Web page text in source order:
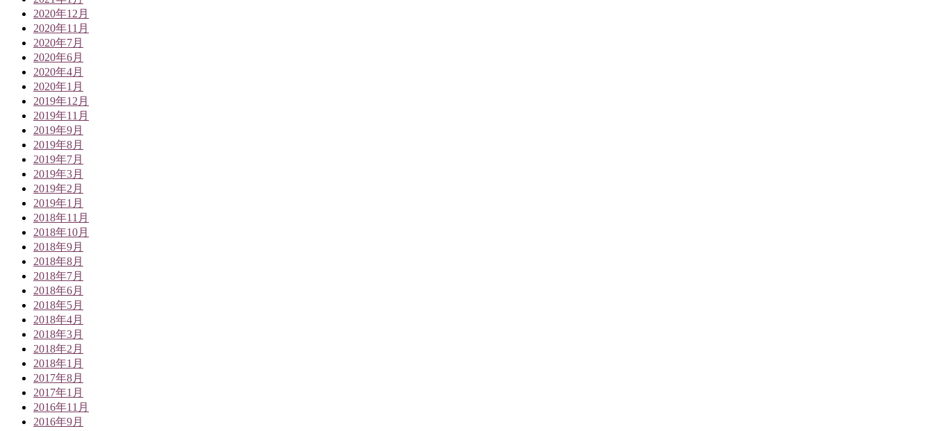
2020年12月
2020年11月
2020年7月
2020年6月
2020年4月
2020年1月
2019年12月
2019年11月
2019年9月
2019年8月
2019年7月
2019年3月
2019年2月
2019年1月
2018年11月
2018年10月
2018年9月
2018年8月
2018年7月
2018年6月
2018年5月
2018年4月
2018年3月
2018年2月
2018年1月
2017年8月
2017年1月
2016年11月
2016年9月